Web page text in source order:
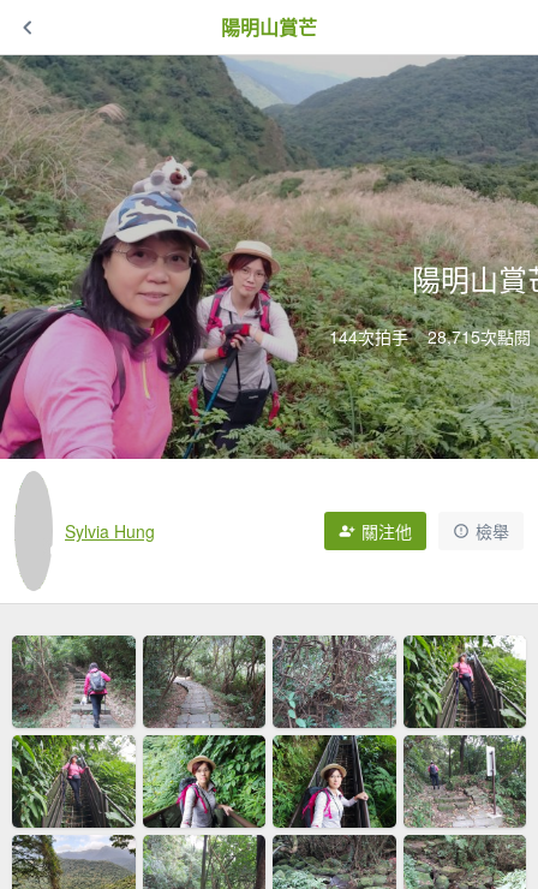
陽明山賞芒
陽明山賞
144次拍手 28,715次點閱
Sylvia Hung 關注他 檢舉